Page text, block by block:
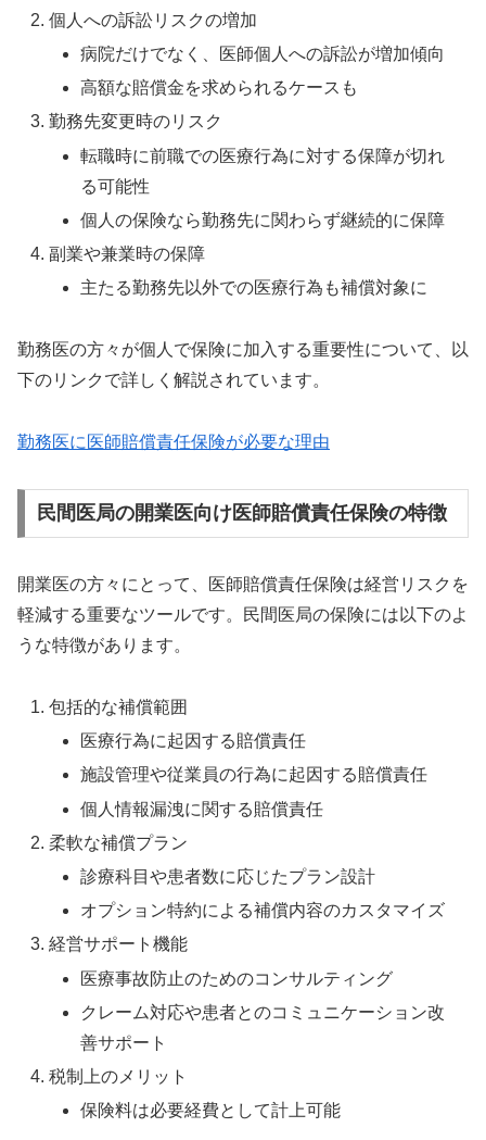
個人への訴訟リスクの増加
病院だけでなく、医師個人への訴訟が増加傾向
高額な賠償金を求められるケースも
勤務先変更時のリスク
転職時に前職での医療行為に対する保障が切れ
る可能性
個人の保険なら勤務先に関わらず継続的に保障
副業や兼業時の保障
主たる勤務先以外での医療行為も補償対象に
勤務医の方々が個人で保険に加入する重要性について、以
下のリンクで詳しく解説されています。
勤務医に医師賠償責任保険が必要な理由
民間医局の開業医向け医師賠償責任保険の特徴
開業医の方々にとって、医師賠償責任保険は経営リスクを
軽減する重要なツールです。民間医局の保険には以下のよ
うな特徴があります。
包括的な補償範囲
医療行為に起因する賠償責任
施設管理や従業員の行為に起因する賠償責任
個人情報漏洩に関する賠償責任
柔軟な補償プラン
診療科目や患者数に応じたプラン設計
オプション特約による補償内容のカスタマイズ
経営サポート機能
医療事故防止のためのコンサルティング
クレーム対応や患者とのコミュニケーション改
善サポート
税制上のメリット
保険料は必要経費として計上可能